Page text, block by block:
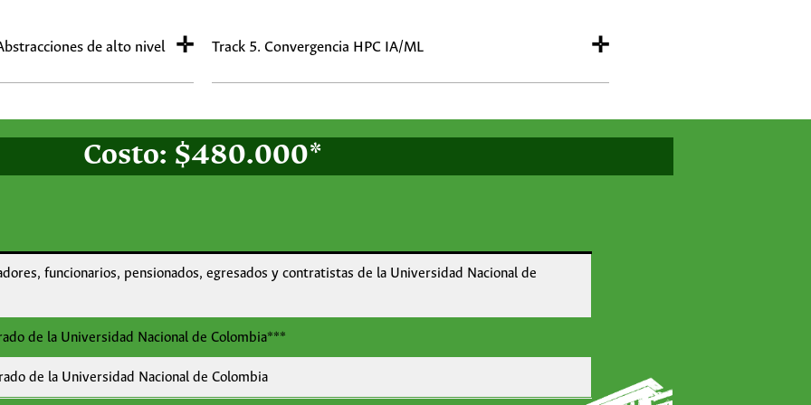
– Structure of MPI Program
– Message Structure
– MPI Collective Operations
de alto nivel ✛ Track 5. Convergencia HPC IA/ML ✛
Costo: $480.000*
funcionarios, pensionados, egresados y contratistas de la Universidad Nacional de
de la Universidad Nacional de Colombia***
de la Universidad Nacional de Colombia